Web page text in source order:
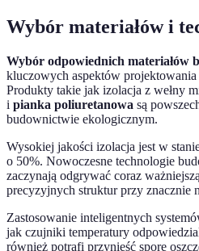
Wybór materiałów i
Wybór odpowiednich materiałów
kluczowych aspektów
Produkty takie jak izolacja z wełny
i pianka poliuretanowa są
budownictwie ekologicznym.
Wysokiej jakości izolacja jest w
o 50%. Nowoczesne technologie
zaczynają odgrywać coraz
precyzyjnych struktur przy znacznie
Zastosowanie inteligentnych
jak czujniki temperatury
również potrafi przynieść spore